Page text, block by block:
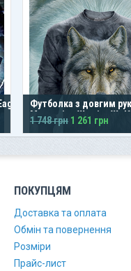
Футболка з довгим
Mountain · Warrior Wolf
1 748 грн 1 261 грн
ПОКУПЦЯМ
Доставка та оплата
Обмін та повернення
Розміри
Прайс-лист